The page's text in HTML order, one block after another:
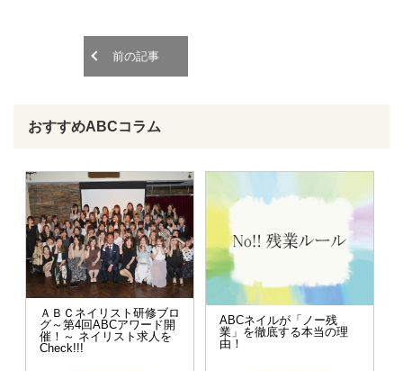
前の記事
おすすめABCコラム
ＡＢＣネイリスト研修ブロ
グ～第4回ABCアワード開
催！～ ネイリスト求人を
Check!!!
ABCネイルが「ノー残
業」を徹底する本当の理
由！